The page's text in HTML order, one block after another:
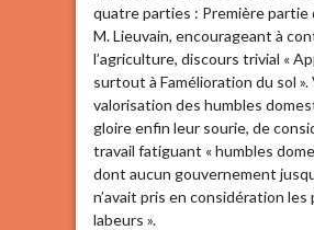
quatre parties : Première partie
M. Lieuvain, encourageant à
l’agriculture, discours trivial «
surtout à Famélioration du sol ».
valorisation des humbles
gloire enfin leur sourie, de
travail fatiguant « humbles
dont aucun gouvernement
n’avait pris en considération les
labeurs ».